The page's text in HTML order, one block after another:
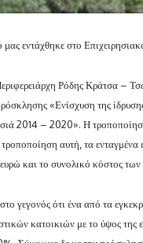
μας εντάχθηκε στο
Ρόδης Κράτσα –
«Ενίσχυση της
2014 – 2020». Η
αυτή, τα ενταγμένα
και το συνολικό κόστος
γεγονός ότι ένα από τα
κατοικιών με το ύψος